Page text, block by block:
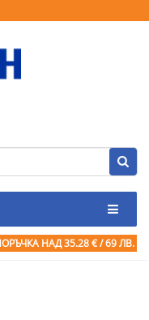
НАД 35.28 € / 69 ЛВ.